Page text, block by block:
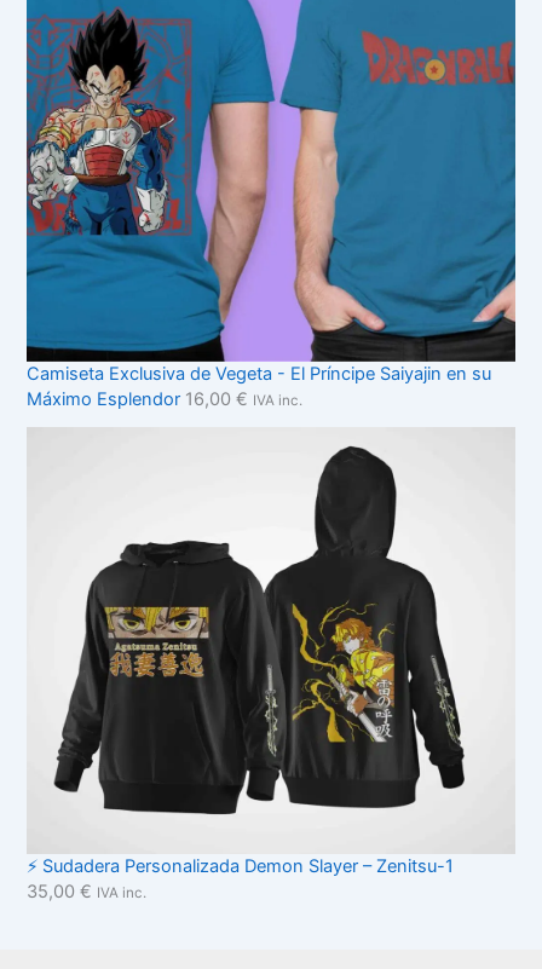
Camiseta Exclusiva de Vegeta - El Príncipe Saiyajin en su
Máximo Esplendor 16,00€ IVA inc.
⚡ Sudadera Personalizada Demon Slayer – Zenitsu-1
35,00€ IVA inc.